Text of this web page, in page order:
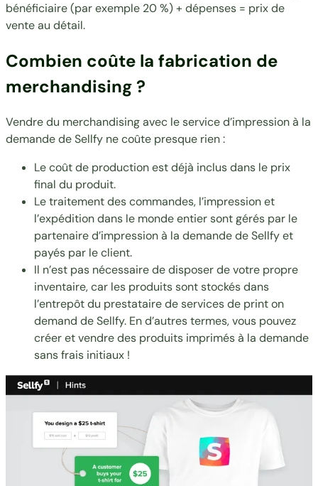
bénéficiaire (par exemple 20 %) + dépenses = prix de
vente au détail.
Combien coûte la fabrication de
merchandising ?
Vendre du merchandising avec le service d’impression à la
demande de Sellfy ne coûte presque rien :
Le coût de production est déjà inclus dans le prix
final du produit.
Le traitement des commandes, l’impression et
l’expédition dans le monde entier sont gérés par le
partenaire d’impression à la demande de Sellfy et
payés par le client.
Il n’est pas nécessaire de disposer de votre propre
inventaire, car les produits sont stockés dans
l’entrepôt du prestataire de services de print on
demand de Sellfy. En d’autres termes, vous pouvez
créer et vendre des produits imprimés à la demande
sans frais initiaux !